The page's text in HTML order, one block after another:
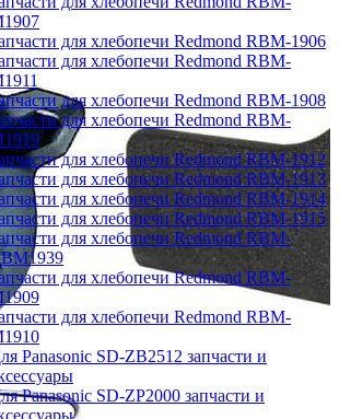
для хлебопечи Redmond RBM-1906
для хлебопечи Redmond RBM-
для хлебопечи Redmond RBM-1908
для хлебопечи Redmond RBM-
для хлебопечи Redmond RBM-1912
для хлебопечи Redmond RBM-1913
для хлебопечи Redmond RBM-1914
для хлебопечи Redmond RBM-1915
для хлебопечи Redmond RBM-
для хлебопечи Redmond RBM-
для хлебопечи Redmond RBM-
Panasonic SD-ZB2512 запчасти и
Panasonic SD-ZP2000 запчасти и